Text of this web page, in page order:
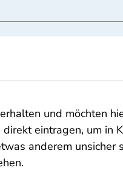
und möchten
eintragen, um
anderem